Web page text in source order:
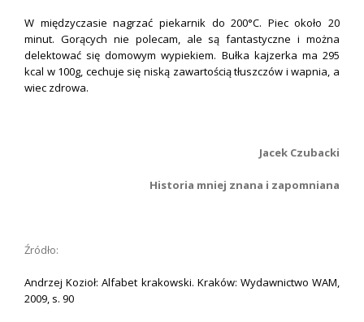
W międzyczasie nagrzać piekarnik do 200°C. Piec około 20
minut. Gorących nie polecam, ale są fantastyczne i można
delektować się domowym wypiekiem. Bułka kajzerka ma 295
kcal w 100g, cechuje się niską zawartością tłuszczów i wapnia, a
wiec zdrowa.
Jacek Czubacki
Historia mniej znana i zapomniana
Źródło:
Andrzej Kozioł: Alfabet krakowski. Kraków: Wydawnictwo WAM,
2009, s. 90